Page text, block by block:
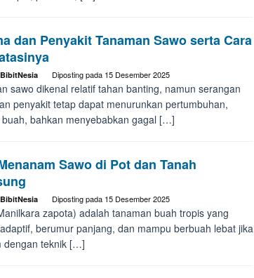
dan Penyakit Tanaman Sawo serta Cara
Diposting pada 15 Desember 2025
sawo dikenal relatif tahan banting, namun serangan
penyakit tetap dapat menurunkan pertumbuhan,
buah, bahkan menyebabkan gagal […]
Sawo di Pot dan Tanah
Diposting pada 15 Desember 2025
zapota) adalah tanaman buah tropis yang
berumur panjang, dan mampu berbuah lebat jika
dengan teknik […]